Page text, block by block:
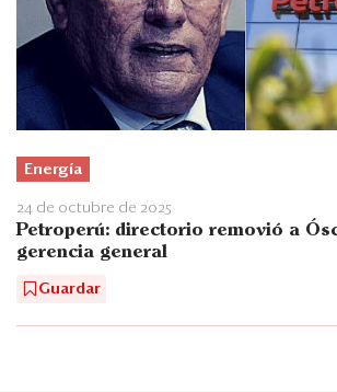
Energía
24 de octubre de 2025
Petroperú: directorio removió a
gerencia general
Guardar